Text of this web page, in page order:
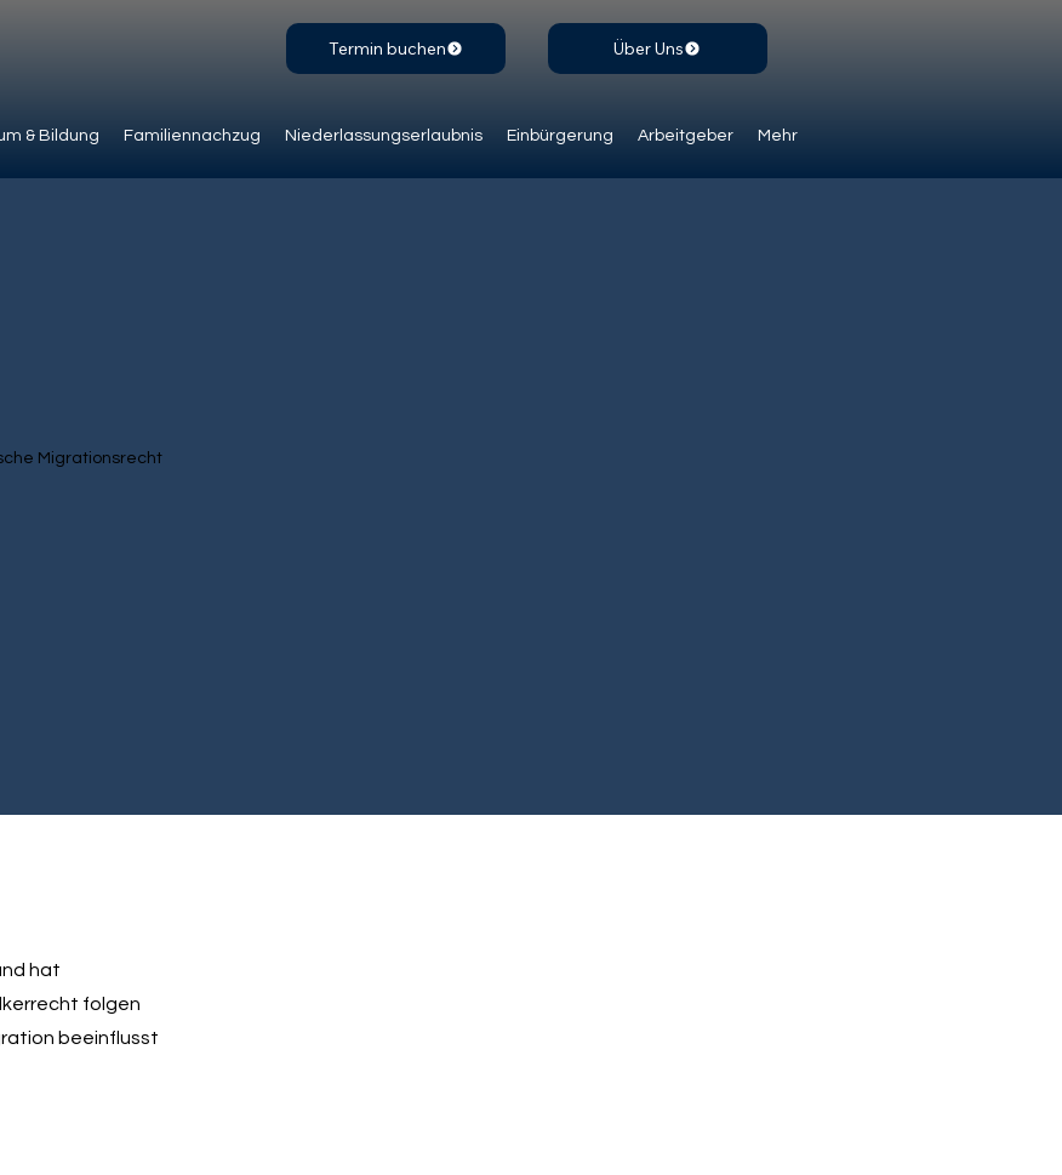
& Bildung Familiennachzug Niederlassungserlaubnis Einbürgerung Arbeitgeber Mehr
Termin buchen Über Uns
Migrationsrecht
hat
folgen
beeinflusst